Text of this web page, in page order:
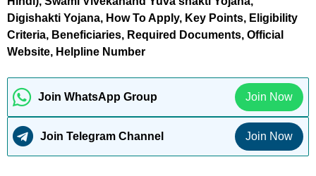
Digishakti Yojana, How To Apply, Key Points, Eligibility
Criteria, Beneficiaries, Required Documents, Official
Website, Helpline Number
Join WhatsApp Group Join Now
Join Telegram Channel Join Now